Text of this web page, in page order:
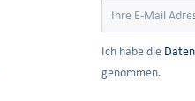
Ich habe die
genommen.